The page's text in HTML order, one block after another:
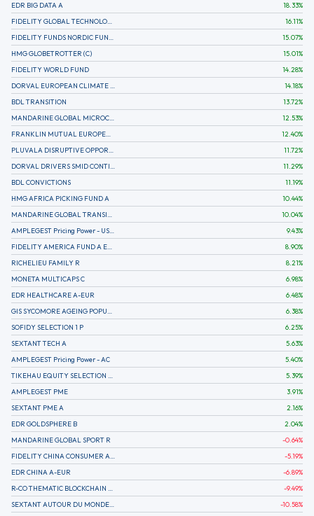
EDR BIG DATA A
18.33%
FIDELITY GLOBAL TECHNOLOGY FUND A EUR
16.11%
FIDELITY FUNDS NORDIC FUND A
15.07%
HMG GLOBETROTTER (C)
15.01%
FIDELITY WORLD FUND
14.28%
DORVAL EUROPEAN CLIMATE INITIATIVE R (C)
14.18%
BDL TRANSITION
13.72%
MANDARINE GLOBAL MICROCAP
12.53%
FRANKLIN MUTUAL EUROPEAN FUND A EUR (C)
12.40%
PLUVALA DISRUPTIVE OPPORTUNITIES
11.72%
DORVAL DRIVERS SMID CONTINENTAL EUROPE
11.29%
BDL CONVICTIONS
11.19%
HMG AFRICA PICKING FUND A
10.44%
MANDARINE GLOBAL TRANSITION R
10.04%
AMPLEGEST Pricing Power - US - AC
9.43%
FIDELITY AMERICA FUND A EUR (C)
8.90%
RICHELIEU FAMILY R
8.21%
MONETA MULTICAPS C
6.98%
EDR HEALTHCARE A-EUR
6.48%
GIS SYCOMORE AGEING POPULATION
6.38%
SOFIDY SELECTION 1 P
6.25%
SEXTANT TECH A
5.63%
AMPLEGEST Pricing Power - AC
5.40%
TIKEHAU EQUITY SELECTION R-Acc-EUR
5.39%
AMPLEGEST PME
3.91%
SEXTANT PME A
2.16%
EDR GOLDSPHERE B
2.04%
MANDARINE GLOBAL SPORT R
-0.64%
FIDELITY CHINA CONSUMER A EUR (C)
-5.19%
EDR CHINA A-EUR
-6.89%
R-CO THEMATIC BLOCKCHAIN GLOBAL EQU C EUR
-9.49%
SEXTANT AUTOUR DU MONDE A
-10.58%